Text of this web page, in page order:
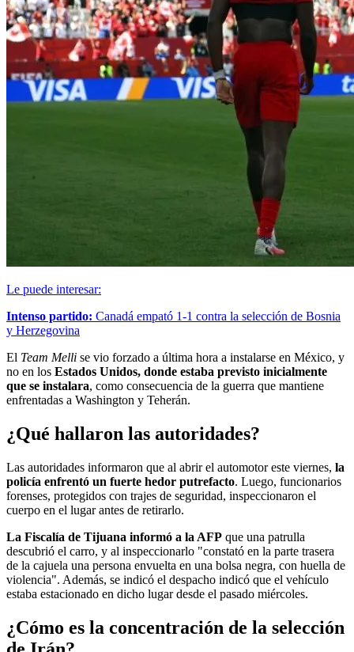
Le puede interesar:
Intenso partido: Canadá empató 1-1 contra la selección de Bosnia
y Herzegovina
El Team Melli se vio forzado a última hora a instalarse en México, y
no en los Estados Unidos, donde estaba previsto inicialmente
que se instalara, como consecuencia de la guerra que mantiene
enfrentadas a Washington y Teherán.
¿Qué hallaron las autoridades?
Las autoridades informaron que al abrir el automotor este viernes, la
policía enfrentó un fuerte hedor putrefacto. Luego, funcionarios
forenses, protegidos con trajes de seguridad, inspeccionaron el
cuerpo en el lugar antes de retirarlo.
La Fiscalía de Tijuana informó a la AFP que una patrulla
descubrió el carro, y al inspeccionarlo "constató en la parte trasera
de la cajuela una persona envuelta en una bolsa negra, con huella de
violencia". Además, se indicó el despacho indicó que el vehículo
estaba estacionado en dicho lugar desde el pasado miércoles.
¿Cómo es la concentración de la selección